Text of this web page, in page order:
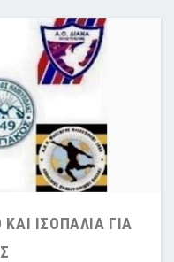
ΙΣΟΠΑΛΙΑ ΓΙΑ